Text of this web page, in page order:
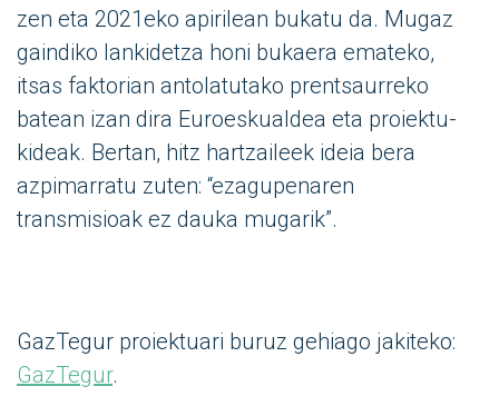
zen eta 2021eko apirilean bukatu da. Mugaz
gaindiko lankidetza honi bukaera emateko,
itsas faktorian antolatutako prentsaurreko
batean izan dira Euroeskualdea eta proiektu-
kideak. Bertan, hitz hartzaileek ideia bera
azpimarratu zuten: “ezagupenaren
transmisioak ez dauka mugarik”.
GazTegur proiektuari buruz gehiago jakiteko:
GazTegur.